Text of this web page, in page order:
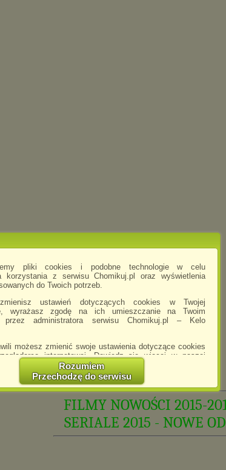
pliki cookies i podobne technologie w celu
korzystania z serwisu Chomikuj.pl oraz wyświetlenia
do Twoich potrzeb.
ustawień dotyczących cookies w Twojej
wyrażasz zgodę na ich umieszczanie na Twoim
przez administratora serwisu Chomikuj.pl – Kelo
możesz zmienić swoje ustawienia dotyczące cookies
internetowej. Dowiedz się więcej w naszej
http://chomikuj.pl/PolitykaPrywatnosci.aspx
informujemy że zmiana ustawień przeglądarki może
ograniczenie korzystania ze strony Chomikuj.pl.
braku twojej zgody na akceptację cookies niestety
serwisu chomikuj.pl.
plików cookiesprzezZaufanych Partnerów
Rozumiem
Przechodzę do serwisu
FILMY NOWOŚCI 2015-
SERIALE 2015 - NOWE